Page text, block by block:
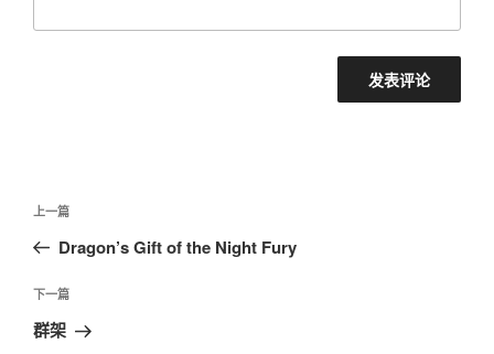
文
导
航
上
一
文
章
上一篇
Dragon’s Gift of the Night Fury
下
一
下一篇
群架